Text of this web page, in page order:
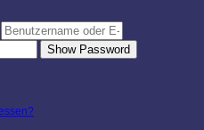
Show Password